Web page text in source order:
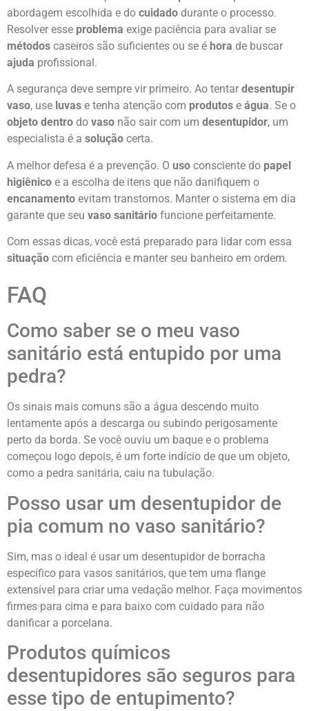
abordagem escolhida e do cuidado durante o processo.
Resolver esse problema exige paciência para avaliar se
métodos caseiros são suficientes ou se é hora de buscar
ajuda profissional.
A segurança deve sempre vir primeiro. Ao tentar desentupir
vaso, use luvas e tenha atenção com produtos e água. Se o
objeto dentro do vaso não sair com um desentupidor, um
especialista é a solução certa.
A melhor defesa é a prevenção. O uso consciente do papel
higiênico e a escolha de itens que não danifiquem o
encanamento evitam transtornos. Manter o sistema em dia
garante que seu vaso sanitário funcione perfeitamente.
Com essas dicas, você está preparado para lidar com essa
situação com eficiência e manter seu banheiro em ordem.
FAQ
Como saber se o meu vaso
sanitário está entupido por uma
pedra?
Os sinais mais comuns são a água descendo muito
lentamente após a descarga ou subindo perigosamente
perto da borda. Se você ouviu um baque e o problema
começou logo depois, é um forte indício de que um objeto,
como a pedra sanitária, caiu na tubulação.
Posso usar um desentupidor de
pia comum no vaso sanitário?
Sim, mas o ideal é usar um desentupidor de borracha
específico para vasos sanitários, que tem uma flange
extensível para criar uma vedação melhor. Faça movimentos
firmes para cima e para baixo com cuidado para não
danificar a porcelana.
Produtos químicos
desentupidores são seguros para
esse tipo de entupimento?